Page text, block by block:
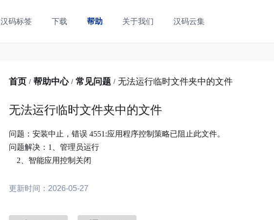
汉码标签 下载 帮助 关于我们 汉码云集
首页 / 帮助中心 / 常见问题 / 无法运行临时文件夹中的文件
无法运行临时文件夹中的文件
问题：安装中止，错误 4551:应用程序控制策略已阻止此文件。
问题解决：1、管理员运行
2、智能应用控制关闭
更新时间：2026-05-27